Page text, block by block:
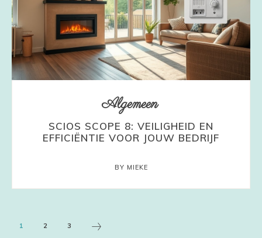
Algemeen
SCIOS SCOPE 8: VEILIGHEID EN
EFFICIËNTIE VOOR JOUW BEDRIJF
BY MIEKE
1 2 3